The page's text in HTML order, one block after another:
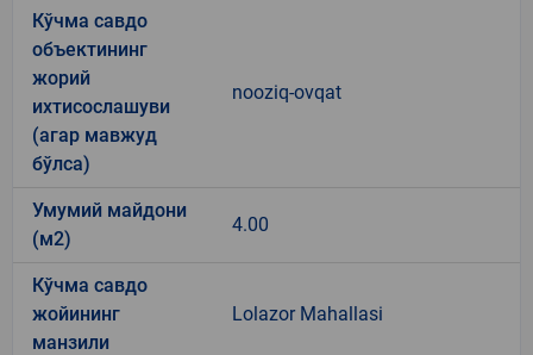
Кўчма савдо
объектининг
жорий
ихтисослашуви
(агар мавжуд
бўлса)
nooziq-ovqat
Умумий майдони
(м2)
4.00
Кўчма савдо
жойининг
манзили
Lolazor Mahallasi